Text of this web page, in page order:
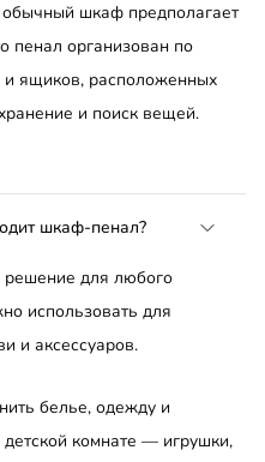
шкаф предполагает
пенал организован по
и ящиков, расположенных
и поиск вещей.
шкаф-пенал?
для любого
использовать для
и аксессуаров.
белье, одежду и
комнате — игрушки,